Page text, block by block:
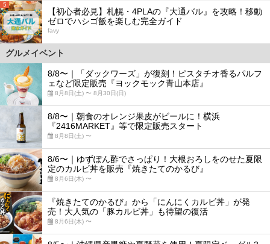
5
【初心者必見】札幌・4PLAの『大通バル』を攻略！移動
ゼロでハシゴ飯を楽しむ完全ガイド
favy
グルメイベント
8/8〜｜「ダックワーズ」が復刻！ピスタチオ香るパルフ
ェなど限定販売『ヨックモック青山本店』
8月8日(土) 〜 8月30日(日)
8/8〜｜朝食のオレンジ果皮がビールに！横浜
『2416MARKET』等で限定販売スタート
8月8日(土) 〜
8/6〜｜ゆずぽん酢でさっぱり！大根おろしをのせた夏限
定のカルビ丼を販売『焼きたてのかるび』
8月6日(木) 〜
『焼きたてのかるび』から「にんにくカルビ丼」が発
売！大人気の「豚カルビ丼」も待望の復活
8月6日(木) 〜